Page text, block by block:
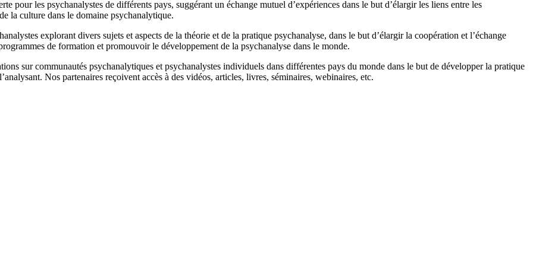
pour les psychanalystes de différents pays, suggérant un échange mutuel d’expériences dans le but d’élargir les liens entre les
la culture dans le domaine psychanalytique.
explorant divers sujets et aspects de la théorie et de la pratique psychanalyse, dans le but d’élargir la coopération et l’échange
de formation et promouvoir le développement de la psychanalyse dans le monde.
sur communautés psychanalytiques et psychanalystes individuels dans différentes pays du monde dans le but de développer la pratique
Nos partenaires reçoivent accès à des vidéos, articles, livres, séminaires, webinaires, etc.